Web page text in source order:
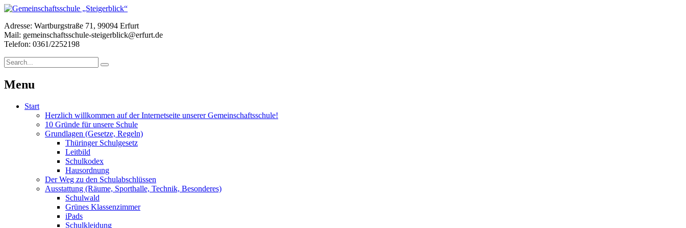
Adresse: Wartburgstraße 71, 99094 Erfurt
Mail: gemeinschaftsschule-steigerblick@erfurt.de
Telefon: 0361/2252198
Menu
Start
Herzlich willkommen auf der Internetseite unserer Gemeinschaftsschule!
10 Gründe für unsere Schule
Grundlagen (Gesetze, Regeln)
Thüringer Schulgesetz
Leitbild
Schulkodex
Hausordnung
Der Weg zu den Schulabschlüssen
Ausstattung (Räume, Sporthalle, Technik, Besonderes)
Schulwald
Grünes Klassenzimmer
iPads
Schulkleidung